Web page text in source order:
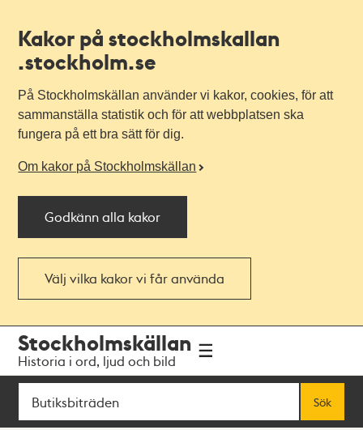
Kakor på stockholmskallan
.stockholm.se
På Stockholmskällan använder vi kakor, cookies, för att
sammanställa statistik och för att webbplatsen ska
fungera på ett bra sätt för dig.
Om kakor på Stockholmskällan
Godkänn alla kakor
Välj vilka kakor vi får använda
navigationen
huvudinnehållet
Stockholmskällan
Historia i ord, ljud och bild
Sök
Sök